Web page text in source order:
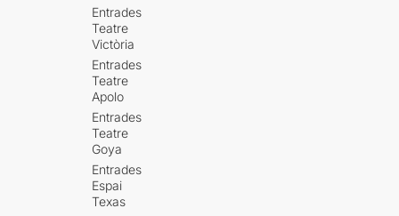
Entrades
Teatre
Victòria
Entrades
Teatre
Apolo
Entrades
Teatre
Goya
Entrades
Espai
Texas